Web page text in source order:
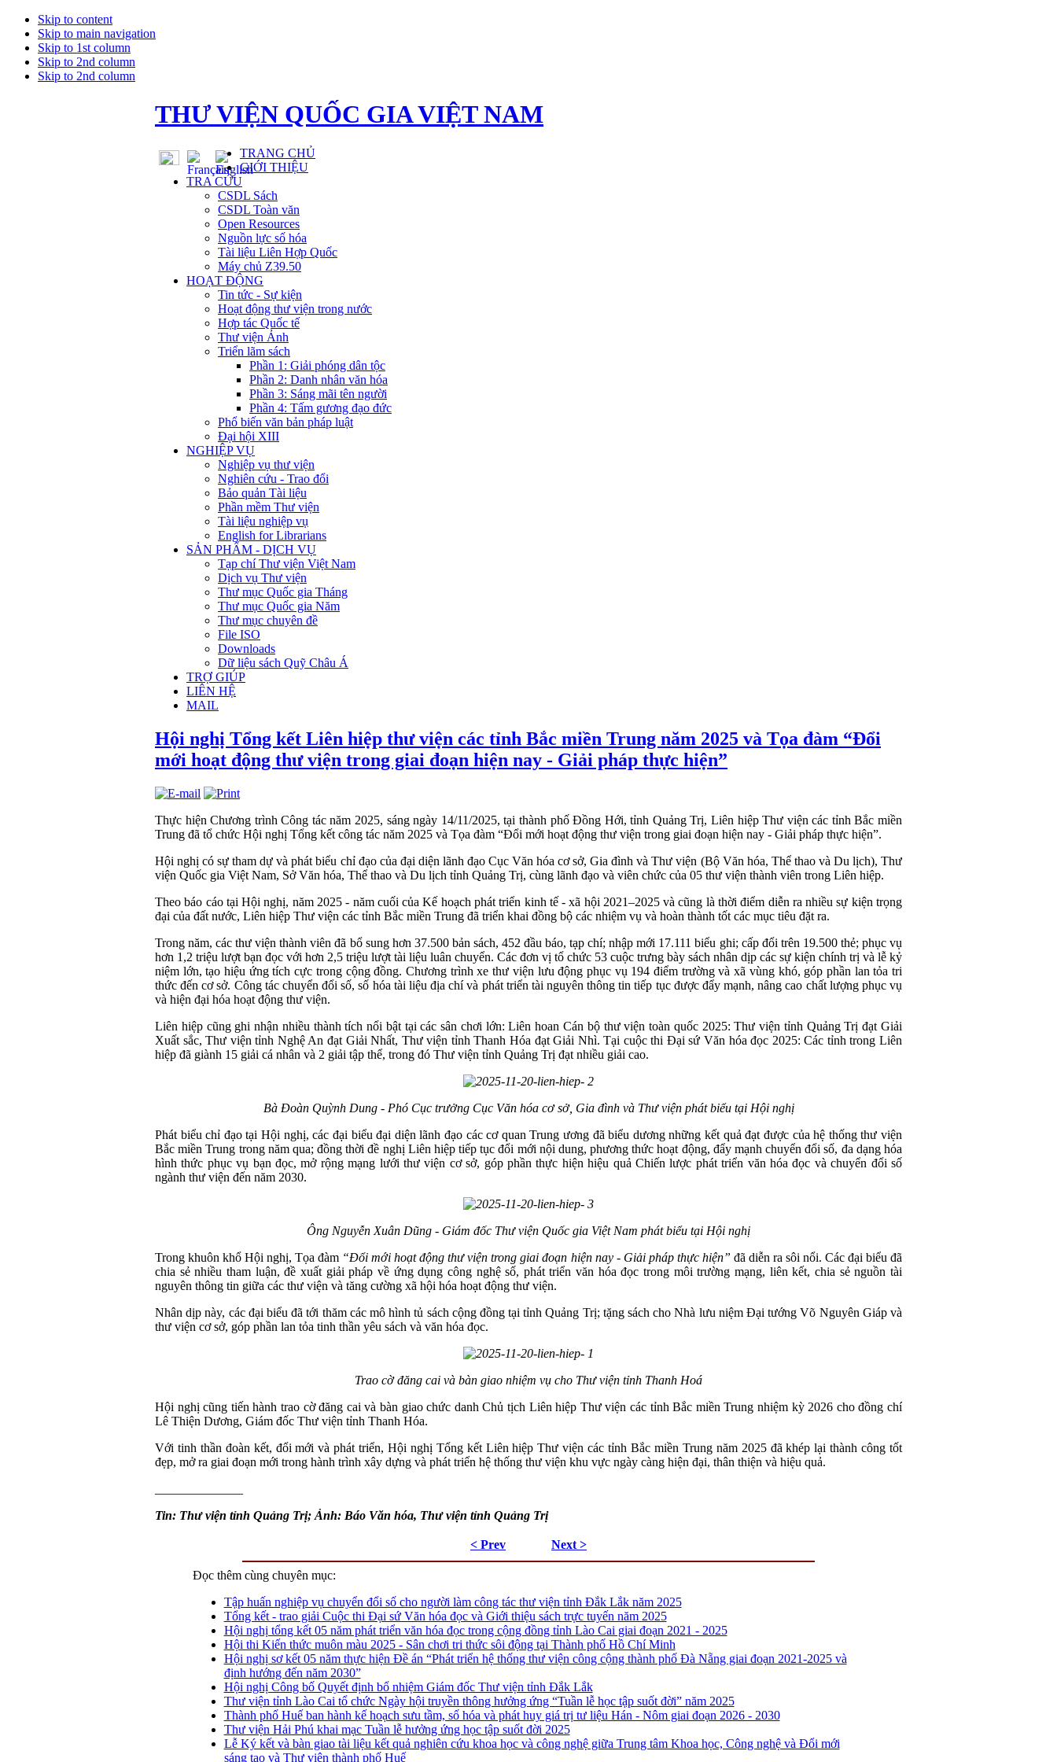
Skip to content
Skip to main navigation
Skip to 1st column
Skip to 2nd column
Skip to 2nd column
THƯ VIỆN QUỐC GIA VIỆT NAM
TRANG CHỦ
GIỚI THIỆU
TRA CỨU
CSDL Sách
CSDL Toàn văn
Open Resources
Nguồn lực số hóa
Tài liệu Liên Hợp Quốc
Máy chủ Z39.50
HOẠT ĐỘNG
Tin tức - Sự kiện
Hoạt động thư viện trong nước
Hợp tác Quốc tế
Thư viện Ảnh
Triển lãm sách
Phần 1: Giải phóng dân tộc
Phần 2: Danh nhân văn hóa
Phần 3: Sáng mãi tên người
Phần 4: Tấm gương đạo đức
Phổ biến văn bản pháp luật
Đại hội XIII
NGHIỆP VỤ
Nghiệp vụ thư viện
Nghiên cứu - Trao đổi
Bảo quản Tài liệu
Phần mềm Thư viện
Tài liệu nghiệp vụ
English for Librarians
SẢN PHẨM - DỊCH VỤ
Tạp chí Thư viện Việt Nam
Dịch vụ Thư viện
Thư mục Quốc gia Tháng
Thư mục Quốc gia Năm
Thư mục chuyên đề
File ISO
Downloads
Dữ liệu sách Quỹ Châu Á
TRỢ GIÚP
LIÊN HỆ
MAIL
Hội nghị Tổng kết Liên hiệp thư viện các tỉnh Bắc miền Trung năm 2025 và Tọa đàm “Đổi
mới hoạt động thư viện trong giai đoạn hiện nay - Giải pháp thực hiện”
Thực hiện Chương trình Công tác năm 2025, sáng ngày 14/11/2025, tại thành phố Đồng Hới, tỉnh Quảng Trị, Liên hiệp Thư viện các tỉnh Bắc miền
Trung đã tổ chức Hội nghị Tổng kết công tác năm 2025 và Tọa đàm “Đổi mới hoạt động thư viện trong giai đoạn hiện nay - Giải pháp thực hiện”.
Hội nghị có sự tham dự và phát biểu chỉ đạo của đại diện lãnh đạo Cục Văn hóa cơ sở, Gia đình và Thư viện (Bộ Văn hóa, Thể thao và Du lịch), Thư
viện Quốc gia Việt Nam, Sở Văn hóa, Thể thao và Du lịch tỉnh Quảng Trị, cùng lãnh đạo và viên chức của 05 thư viện thành viên trong Liên hiệp.
Theo báo cáo tại Hội nghị, năm 2025 - năm cuối của Kế hoạch phát triển kinh tế - xã hội 2021–2025 và cũng là thời điểm diễn ra nhiều sự kiện trọng
đại của đất nước, Liên hiệp Thư viện các tỉnh Bắc miền Trung đã triển khai đồng bộ các nhiệm vụ và hoàn thành tốt các mục tiêu đặt ra.
Trong năm, các thư viện thành viên đã bổ sung hơn 37.500 bản sách, 452 đầu báo, tạp chí; nhập mới 17.111 biểu ghi; cấp đổi trên 19.500 thẻ; phục vụ
hơn 1,2 triệu lượt bạn đọc với hơn 2,5 triệu lượt tài liệu luân chuyển. Các đơn vị tổ chức 53 cuộc trưng bày sách nhân dịp các sự kiện chính trị và lễ kỷ
niệm lớn, tạo hiệu ứng tích cực trong cộng đồng. Chương trình xe thư viện lưu động phục vụ 194 điểm trường và xã vùng khó, góp phần lan tỏa tri
thức đến cơ sở. Công tác chuyển đổi số, số hóa tài liệu địa chí và phát triển tài nguyên thông tin tiếp tục được đẩy mạnh, nâng cao chất lượng phục vụ
và hiện đại hóa hoạt động thư viện.
Liên hiệp cũng ghi nhận nhiều thành tích nổi bật tại các sân chơi lớn: Liên hoan Cán bộ thư viện toàn quốc 2025: Thư viện tỉnh Quảng Trị đạt Giải
Xuất sắc, Thư viện tỉnh Nghệ An đạt Giải Nhất, Thư viện tỉnh Thanh Hóa đạt Giải Nhì. Tại cuộc thi Đại sứ Văn hóa đọc 2025: Các tỉnh trong Liên
hiệp đã giành 15 giải cá nhân và 2 giải tập thể, trong đó Thư viện tỉnh Quảng Trị đạt nhiều giải cao.
Bà Đoàn Quỳnh Dung - Phó Cục trưởng Cục Văn hóa cơ sở, Gia đình và Thư viện phát biểu tại Hội nghị
Phát biểu chỉ đạo tại Hội nghị, các đại biểu đại diện lãnh đạo các cơ quan Trung ương đã biểu dương những kết quả đạt được của hệ thống thư viện
Bắc miền Trung trong năm qua; đồng thời đề nghị Liên hiệp tiếp tục đổi mới nội dung, phương thức hoạt động, đẩy mạnh chuyển đổi số, đa dạng hóa
hình thức phục vụ bạn đọc, mở rộng mạng lưới thư viện cơ sở, góp phần thực hiện hiệu quả Chiến lược phát triển văn hóa đọc và chuyển đổi số
ngành thư viện đến năm 2030.
Ông Nguyễn Xuân Dũng - Giám đốc Thư viện Quốc gia Việt Nam phát biểu tại Hội nghị
Trong khuôn khổ Hội nghị, Tọa đàm “Đổi mới hoạt động thư viện trong giai đoạn hiện nay - Giải pháp thực hiện” đã diễn ra sôi nổi. Các đại biểu đã
chia sẻ nhiều tham luận, đề xuất giải pháp về ứng dụng công nghệ số, phát triển văn hóa đọc trong môi trường mạng, liên kết, chia sẻ nguồn tài
nguyên thông tin giữa các thư viện và tăng cường xã hội hóa hoạt động thư viện.
Nhân dịp này, các đại biểu đã tới thăm các mô hình tủ sách cộng đồng tại tỉnh Quảng Trị; tặng sách cho Nhà lưu niệm Đại tướng Võ Nguyên Giáp và
thư viện cơ sở, góp phần lan tỏa tinh thần yêu sách và văn hóa đọc.
Trao cờ đăng cai và bàn giao nhiệm vụ cho Thư viện tỉnh Thanh Hoá
Hội nghị cũng tiến hành trao cờ đăng cai và bàn giao chức danh Chủ tịch Liên hiệp Thư viện các tỉnh Bắc miền Trung nhiệm kỳ 2026 cho đồng chí
Lê Thiện Dương, Giám đốc Thư viện tỉnh Thanh Hóa.
Với tinh thần đoàn kết, đổi mới và phát triển, Hội nghị Tổng kết Liên hiệp Thư viện các tỉnh Bắc miền Trung năm 2025 đã khép lại thành công tốt
đẹp, mở ra giai đoạn mới trong hành trình xây dựng và phát triển hệ thống thư viện khu vực ngày càng hiện đại, thân thiện và hiệu quả.
Tin: Thư viện tỉnh Quảng Trị; Ảnh: Báo Văn hóa, Thư viện tỉnh Quảng Trị
< Prev Next >
Đọc thêm cùng chuyên mục:
Tập huấn nghiệp vụ chuyển đổi số cho người làm công tác thư viện tỉnh Đắk Lắk năm 2025
Tổng kết - trao giải Cuộc thi Đại sứ Văn hóa đọc và Giới thiệu sách trực tuyến năm 2025
Hội nghị tổng kết 05 năm phát triển văn hóa đọc trong cộng đồng tỉnh Lào Cai giai đoạn 2021 - 2025
Hội thi Kiến thức muôn màu 2025 - Sân chơi tri thức sôi động tại Thành phố Hồ Chí Minh
Hội nghị sơ kết 05 năm thực hiện Đề án “Phát triển hệ thống thư viện công cộng thành phố Đà Nẵng giai đoạn 2021-2025 và
định hướng đến năm 2030”
Hội nghị Công bố Quyết định bổ nhiệm Giám đốc Thư viện tỉnh Đắk Lắk
Thư viện tỉnh Lào Cai tổ chức Ngày hội truyền thông hưởng ứng “Tuần lễ học tập suốt đời” năm 2025
Thành phố Huế ban hành kế hoạch sưu tầm, số hóa và phát huy giá trị tư liệu Hán - Nôm giai đoạn 2026 - 2030
Thư viện Hải Phú khai mạc Tuần lễ hưởng ứng học tập suốt đời 2025
Lễ Ký kết và bàn giao tài liệu kết quả nghiên cứu khoa học và công nghệ giữa Trung tâm Khoa học, Công nghệ và Đổi mới
sáng tạo và Thư viện thành phố Huế